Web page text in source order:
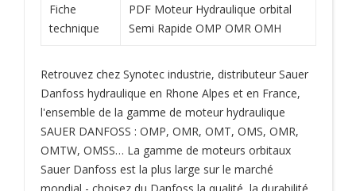
Fiche
technique
PDF Moteur Hydraulique orbital
Semi Rapide OMP OMR OMH
Retrouvez chez Synotec industrie, distributeur Sauer
Danfoss hydraulique en Rhone Alpes et en France,
l'ensemble de la gamme de moteur hydraulique
SAUER DANFOSS : OMP, OMR, OMT, OMS, OMR,
OMTW, OMSS… La gamme de moteurs orbitaux
Sauer Danfoss est la plus large sur le marché
mondial - choisez du Danfoss la qualité, la durabilité,